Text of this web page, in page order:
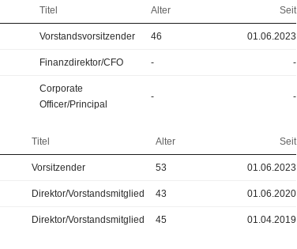
Titel Alter Seit
Vorstandsvorsitzender 46 01.06.2023
Finanzdirektor/CFO - -
Corporate
Officer/Principal
- -
Titel Alter Seit
Vorsitzender 53 01.06.2023
Direktor/Vorstandsmitglied 43 01.06.2020
Direktor/Vorstandsmitglied 45 01.04.2019